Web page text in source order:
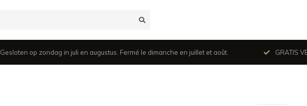
Gesloten op zondag in juli en augustus. Fermé le dimanche en juillet et août. GRATIS